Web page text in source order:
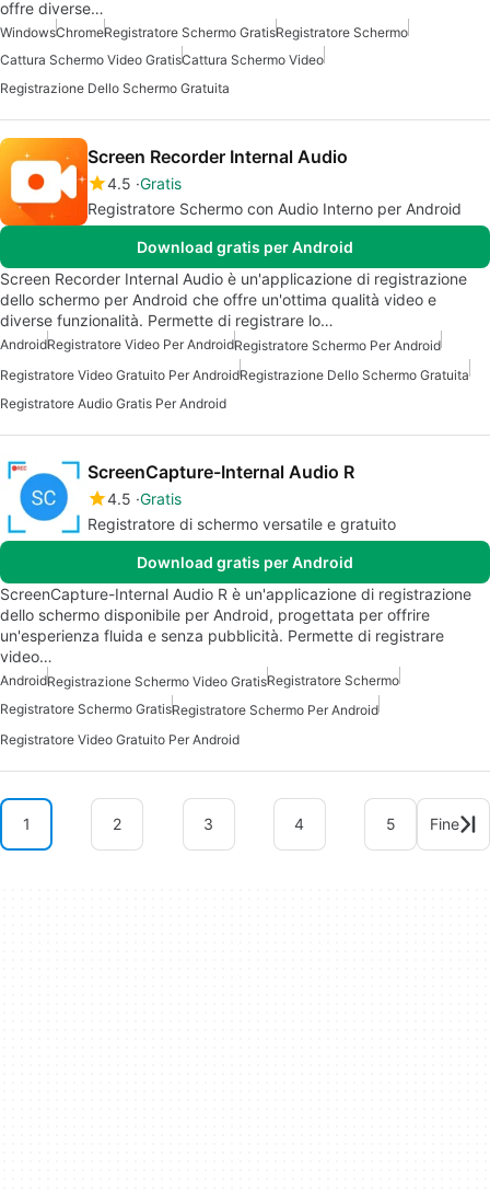
offre diverse…
WindowsChromeRegistratore Schermo GratisRegistratore Schermo
Cattura Schermo Video GratisCattura Schermo Video
Registrazione Dello Schermo Gratuita
Screen Recorder Internal Audio
4.5 Gratis
Registratore Schermo con Audio Interno per Android
Download gratis per Android
Screen Recorder Internal Audio è un'applicazione di registrazione
dello schermo per Android che offre un'ottima qualità video e
diverse funzionalità. Permette di registrare lo…
AndroidRegistratore Video Per AndroidRegistratore Schermo Per Android
Registratore Video Gratuito Per AndroidRegistrazione Dello Schermo Gratuita
Registratore Audio Gratis Per Android
ScreenCapture-Internal Audio R
4.5 Gratis
Registratore di schermo versatile e gratuito
Download gratis per Android
ScreenCapture-Internal Audio R è un'applicazione di registrazione
dello schermo disponibile per Android, progettata per offrire
un'esperienza fluida e senza pubblicità. Permette di registrare
video…
AndroidRegistrazione Schermo Video GratisRegistratore Schermo
Registratore Schermo GratisRegistratore Schermo Per Android
Registratore Video Gratuito Per Android
1 2 3 4 5 Fine